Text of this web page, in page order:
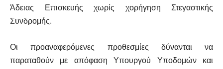
Άδειας Επισκευής χωρίς χορήγηση Στεγαστικής
Συνδρομής.
Οι προαναφερόμενες προθεσμίες δύνανται να
παραταθούν με απόφαση Υπουργού Υποδομών και